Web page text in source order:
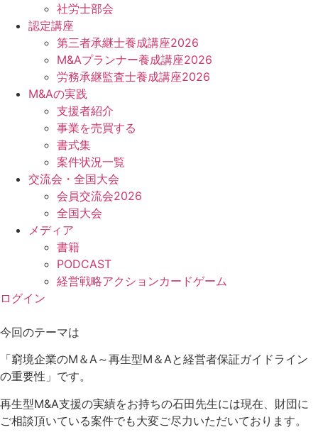
社労士部会
認定講座
第三者承継士養成講座2026
M&Aプランナー養成講座2026
労務承継監査士養成講座2026
M&Aの実践
支援者紹介
事業を売買する
書式集
案件状況一覧
交流会・全国大会
会員交流会2026
全国大会
メディア
書籍
PODCAST
経営戦略アクションカードゲーム
ログイン
今回のテーマは
「窮境企業のM＆A～再生型M＆Aと経営者保証ガイドライン
の重要性」です。
再生型M&A支援の実績をお持ちの石田先生には現在、財団に
ご相談頂いている案件でも大変ご尽力いただいております。